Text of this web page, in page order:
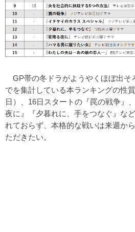
GP帯の冬ドラがようやくほぼ出そ
でを集計している本ランキングの性
日）、16日スタートの『罠の戦争』
夜に』『夕暮れに、手をつなぐ』な
れておらず、本格的な戦いは来週か
ただきたい。